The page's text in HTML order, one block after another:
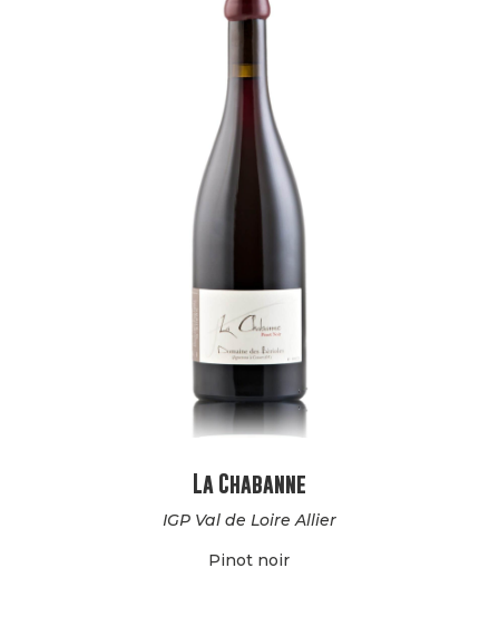
La Chabanne
IGP Val de Loire Allier
Pinot noir